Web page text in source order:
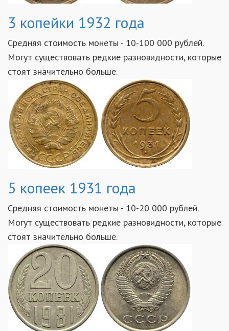
3 копейки 1932 года
Средняя стоимость монеты - 10-100 000 рублей.
Могут существовать редкие разновидности, которые
стоят значительно больше.
5 копеек 1931 года
Средняя стоимость монеты - 10-20 000 рублей.
Могут существовать редкие разновидности, которые
стоят значительно больше.